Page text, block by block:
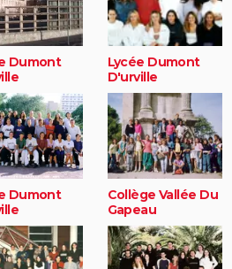
Dumont
Lycée Dumont
D'urville
Dumont
Collège Vallée Du
Gapeau